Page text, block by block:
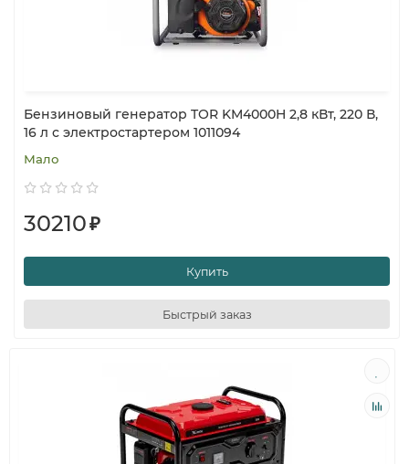
Бензиновый генератор TOR KM4000H 2,8 кВт, 220 В,
16 л с электростартером 1011094
Мало
30210₽
Купить
Быстрый заказ